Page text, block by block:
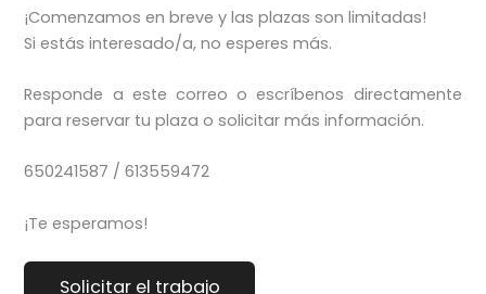
¡Comenzamos en breve y las plazas son limitadas!
Si estás interesado/a, no esperes más.
Responde a este correo o escríbenos directamente
para reservar tu plaza o solicitar más información.
650241587 / 613559472
¡Te esperamos!